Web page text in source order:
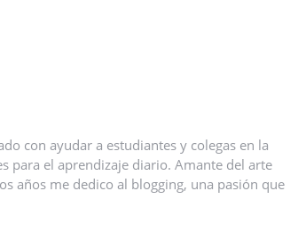
con ayudar a estudiantes y colegas en la
para el aprendizaje diario. Amante del arte
años me dedico al blogging, una pasión que